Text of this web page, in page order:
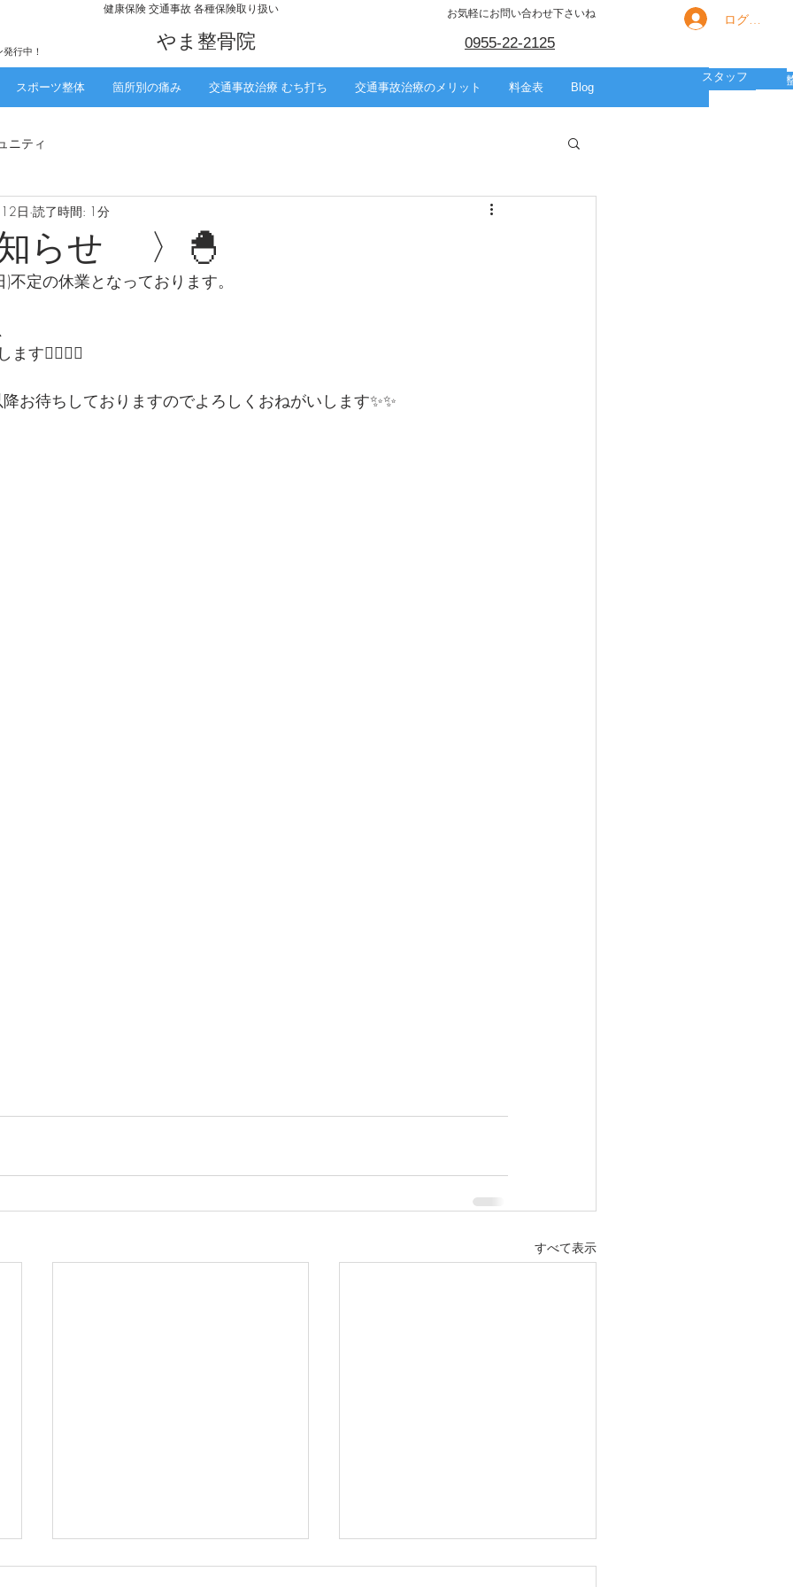
行中！
​健康保険 交通事故 各種保険取り扱い
​やま整骨院
お気軽にお問い合わせ下さいね
0955-22-2125
ログイン
スポーツ整体 箇所別の痛み 交通事故治療 むち打ち 交通事故治療のメリット 料金表 Blog
スポーツ
美容整体
箇所別の痛み
HOME
スタッフ
ニティ
らせ 〉🐣
日 読了時間: 1分
定の休業となっております。
す🙇🏻‍♀️❕
お待ちしておりますのでよろしくおねがいします✨✨
すべて表示